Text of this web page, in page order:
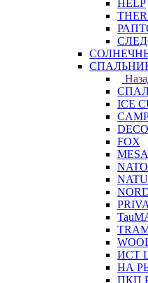
HELP
ICE
FOX
NATO
ИСТ
НА
ПКП